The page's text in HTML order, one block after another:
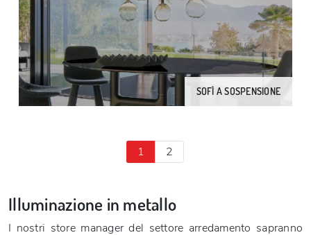
SOFÌ A SOSPENSIONE
1 2
Illuminazione in metallo
I nostri store manager del settore arredamento sapranno